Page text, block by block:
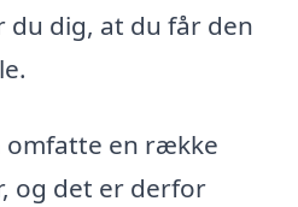
du dig, at du får den
omfatte en række
og det er derfor